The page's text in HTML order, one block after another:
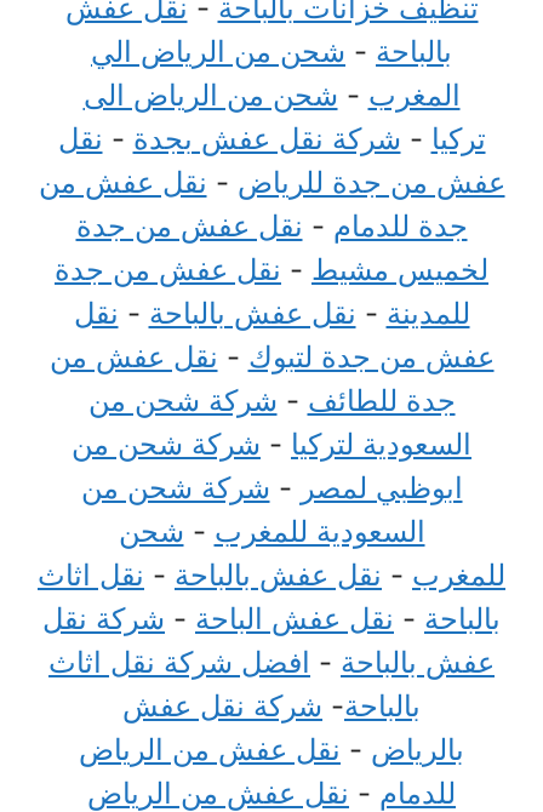
تنظيف خزانات بالباحة - نقل عفش
بالباحة - شحن من الرياض الي
المغرب - شحن من الرياض الى
تركيا - شركة نقل عفش بجدة - نقل
عفش من جدة للرياض - نقل عفش من
جدة للدمام - نقل عفش من جدة
لخميس مشيط - نقل عفش من جدة
للمدينة - نقل عفش بالباحة - نقل
عفش من جدة لتبوك - نقل عفش من
جدة للطائف - شركة شحن من
السعودية لتركيا - شركة شحن من
ابوظبي لمصر - شركة شحن من
السعودية للمغرب - شحن
للمغرب - نقل عفش بالباحة - نقل اثاث
بالباحة - نقل عفش الباحة - شركة نقل
عفش بالباحة - افضل شركة نقل اثاث
بالباحة- شركة نقل عفش
بالرياض - نقل عفش من الرياض
للدمام - نقل عفش من الرياض